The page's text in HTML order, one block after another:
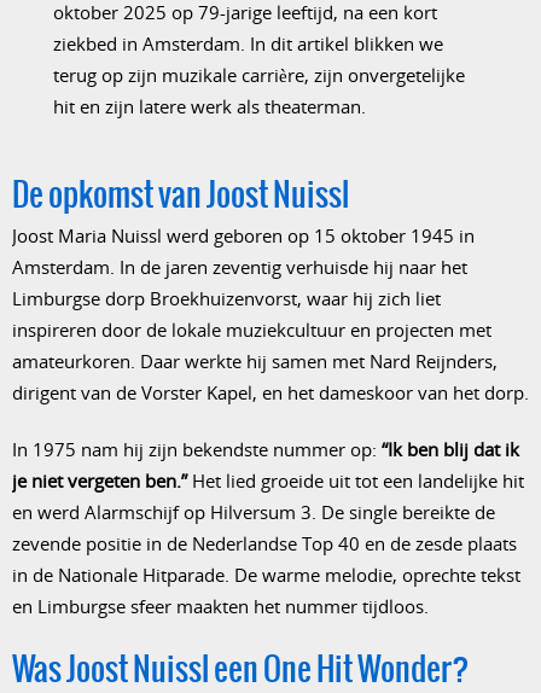
oktober 2025 op 79-jarige leeftijd, na een kort
ziekbed in Amsterdam. In dit artikel blikken we
terug op zijn muzikale carrière, zijn onvergetelijke
hit en zijn latere werk als theaterman.
De opkomst van Joost Nuissl
Joost Maria Nuissl werd geboren op 15 oktober 1945 in
Amsterdam. In de jaren zeventig verhuisde hij naar het
Limburgse dorp Broekhuizenvorst, waar hij zich liet
inspireren door de lokale muziekcultuur en projecten met
amateurkoren. Daar werkte hij samen met Nard Reijnders,
dirigent van de Vorster Kapel, en het dameskoor van het dorp.
In 1975 nam hij zijn bekendste nummer op: “Ik ben blij dat ik
je niet vergeten ben.”Het lied groeide uit tot een landelijke hit
en werd Alarmschijf op Hilversum 3. De single bereikte de
zevende positie in de Nederlandse Top 40 en de zesde plaats
in de Nationale Hitparade. De warme melodie, oprechte tekst
en Limburgse sfeer maakten het nummer tijdloos.
Was Joost Nuissl een One Hit Wonder?